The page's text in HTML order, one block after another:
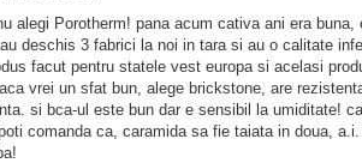
alegi Porotherm! pana acum cativa ani era buna,
deschis 3 fabrici la noi in tara si au o calitate
facut pentru statele vest europa si acelasi
vrei un sfat bun, alege brickstone, are
si bca-ul este bun dar e sensibil la umiditate!
comanda ca, caramida sa fie taiata in doua,